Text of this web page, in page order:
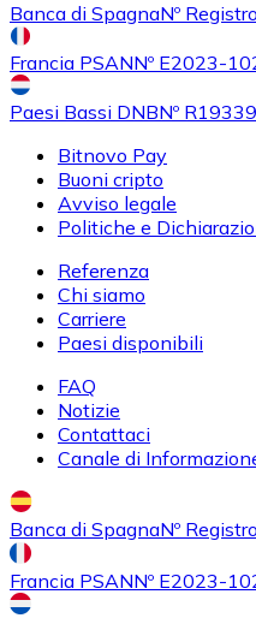
Banca di SpagnaNº
Francia PSANNº E2023-
Paesi Bassi DNBNº
Bitnovo Pay
Buoni cripto
Avviso legale
Politiche e
Referenza
Chi siamo
Carriere
Paesi disponibili
FAQ
Notizie
Contattaci
Canale di
Banca di SpagnaNº
Francia PSANNº E2023-